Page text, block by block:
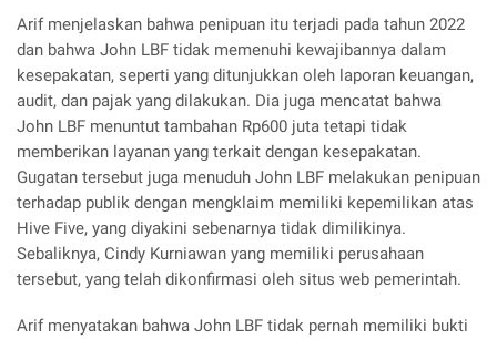
Arif menjelaskan bahwa penipuan itu terjadi pada tahun 2022
dan bahwa John LBF tidak memenuhi kewajibannya dalam
kesepakatan, seperti yang ditunjukkan oleh laporan keuangan,
audit, dan pajak yang dilakukan. Dia juga mencatat bahwa
John LBF menuntut tambahan Rp600 juta tetapi tidak
memberikan layanan yang terkait dengan kesepakatan.
Gugatan tersebut juga menuduh John LBF melakukan penipuan
terhadap publik dengan mengklaim memiliki kepemilikan atas
Hive Five, yang diyakini sebenarnya tidak dimilikinya.
Sebaliknya, Cindy Kurniawan yang memiliki perusahaan
tersebut, yang telah dikonfirmasi oleh situs web pemerintah.
Arif menyatakan bahwa John LBF tidak pernah memiliki bukti